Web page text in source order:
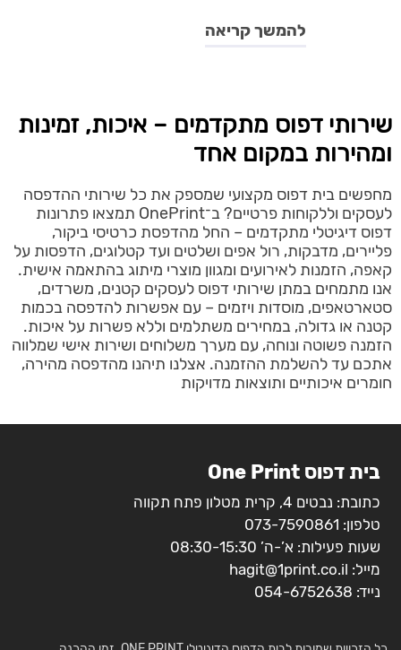
להמשך קריאה
שירותי דפוס מתקדמים – איכות, זמינות
ומהירות במקום אחד
מחפשים בית דפוס מקצועי שמספק את כל שירותי ההדפסה
לעסקים וללקוחות פרטיים? ב־OnePrint תמצאו פתרונות
דפוס דיגיטלי מתקדמים – החל מהדפסת כרטיסי ביקור,
פליירים, מדבקות, רול אפים ושלטים ועד קטלוגים, הדפסות על
קאפה, הזמנות לאירועים ומגוון מוצרי מיתוג בהתאמה אישית.
אנו מתמחים במתן שירותי דפוס לעסקים קטנים, משרדים,
סטארטאפים, מוסדות ויזמים – עם אפשרות להדפסה בכמות
קטנה או גדולה, במחירים משתלמים וללא פשרות על איכות.
הזמנה פשוטה ונוחה, עם מערך משלוחים ושירות אישי שמלווה
אתכם עד להשלמת ההזמנה. אצלנו תיהנו מהדפסה מהירה,
חומרים איכותיים ותוצאות מדויקות
בית דפוס One Print
כתובת: נבטים 4, קרית מטלון פתח תקווה
טלפון: 073-7590861
שעות פעילות: א’-ה’ 08:30-15:30
מייל: hagit@1print.co.il
נייד: 054-6752638